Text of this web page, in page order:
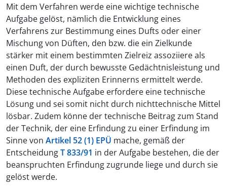
Mit dem Verfahren werde eine wichtige technische
Aufgabe gelöst, nämlich die Entwicklung eines
Verfahrens zur Bestimmung eines Dufts oder einer
Mischung von Düften, den bzw. die ein Zielkunde
stärker mit einem bestimmten Zielreiz assoziiere als
einen Duft, der durch bewusste Gedächtnisleistung und
Methoden des expliziten Erinnerns ermittelt werde.
Diese technische Aufgabe erfordere eine technische
Lösung und sei somit nicht durch nichttechnische Mittel
lösbar. Zudem könne der technische Beitrag zum Stand
der Technik, der eine Erfindung zu einer Erfindung im
Sinne von Artikel 52 (1) EPÜ mache, gemäß der
EntscheidungT 833/91 in der Aufgabe bestehen, die der
beanspruchten Erfindung zugrunde liege und durch sie
gelöst werde.